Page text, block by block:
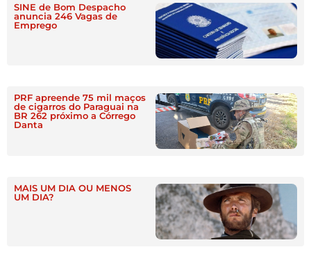
SINE de Bom Despacho
anuncia 246 Vagas de
Emprego
PRF apreende 75 mil maços
de cigarros do Paraguai na
BR 262 próximo a Córrego
Danta
MAIS UM DIA OU MENOS
UM DIA?